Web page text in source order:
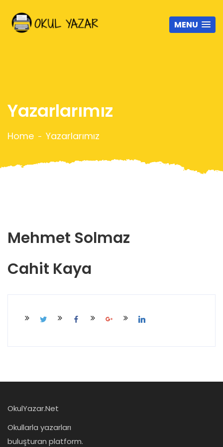
MENU
Yazarlarımız
Home Yazarlarımız
Mehmet Solmaz
Cahit Kaya
OkulYazar.Net
Okullarla yazarları
buluşturan platform.